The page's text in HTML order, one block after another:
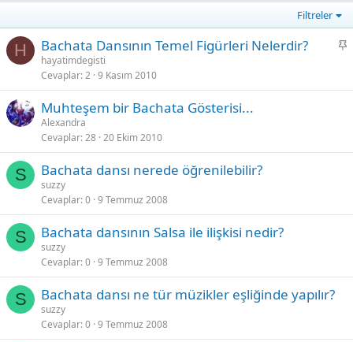
Filtreler
H
S
i
Bachata Dansının Temel Figürleri Nelerdir?
hayatimdegisti
Cevaplar 2 9 Kasım 2010
Muhteşem bir Bachata Gösterisi...
Alexandra
Cevaplar 28 20 Ekim 2010
S Bachata dansı nerede öğrenilebilir?
suzzy
Cevaplar 0 9 Temmuz 2008
S Bachata dansının Salsa ile ilişkisi nedir?
suzzy
Cevaplar 0 9 Temmuz 2008
S Bachata dansı ne tür müzikler eşliğinde yapılır?
suzzy
Cevaplar 0 9 Temmuz 2008